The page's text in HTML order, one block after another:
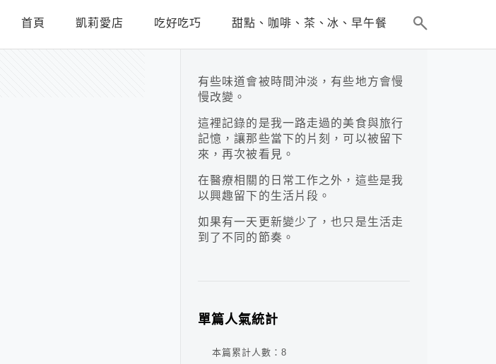
首頁 凱莉愛店 吃好吃巧 甜點、咖啡、茶、冰、早午餐
有些味道會被時間沖淡，有些地方會慢
慢改變。
這裡記錄的是我一路走過的美食與旅行
記憶，讓那些當下的片刻，可以被留下
來，再次被看見。
在醫療相關的日常工作之外，這些是我
以興趣留下的生活片段。
如果有一天更新變少了，也只是生活走
到了不同的節奏。
單篇人氣統計
本篇累計人數： 8